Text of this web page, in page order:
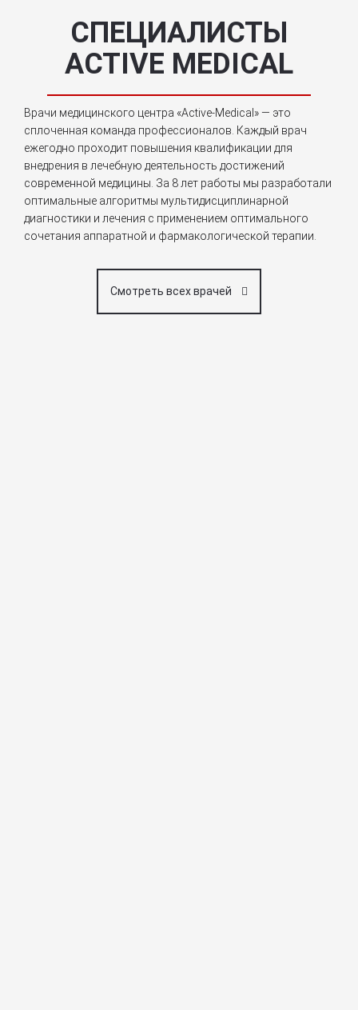
СПЕЦИАЛИСТЫ
ACTIVE MEDICAL
Врачи медицинского центра «Active-Medical» — это
сплоченная команда профессионалов. Каждый врач
ежегодно проходит повышения квалификации для
внедрения в лечебную деятельность достижений
современной медицины. За 8 лет работы мы разработали
оптимальные алгоритмы мультидисциплинарной
диагностики и лечения с применением оптимального
сочетания аппаратной и фармакологической терапии.
Смотреть всех врачей